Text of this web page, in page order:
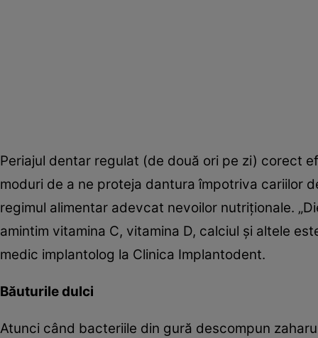
Periajul dentar regulat (de două ori pe zi) corect
moduri de a ne proteja dantura împotriva cariilor
regimul alimentar adevcat nevoilor nutriţionale.
amintim vitamina C, vitamina D, calciul şi altele
medic implantolog la Clinica Implantodent.
Băuturile dulci
Atunci când bacteriile din gură descompun